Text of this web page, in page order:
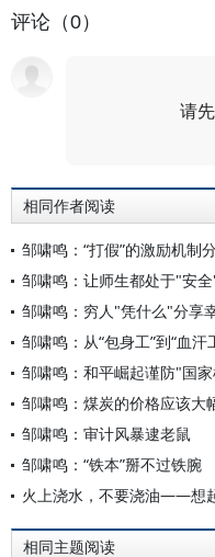
评论（0）
请
相同作者阅读
邹啸鸣：“打假”的激励机制
邹啸鸣：让师生都处于"安
邹啸鸣：穷人"凭什么"分享
邹啸鸣：从“包身工”到“血汗
邹啸鸣：和平崛起谨防"国
邹啸鸣：煤炭的价格应该大
邹啸鸣：审计风暴逮老鼠
邹啸鸣：“铁本”掰不过铁腕
火上浇水，不要浇油——想
相同主题阅读